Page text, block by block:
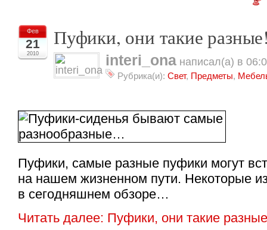
Фев
21
2010
Пуфики, они такие
interi_ona написал(а) в
Рубрика(и): Свет, Предметы,
Пуфики, самые разные пуфики могут
на нашем жизненном пути. Некоторые
в сегодняшнем обзоре…
Читать далее: Пуфики, они такие